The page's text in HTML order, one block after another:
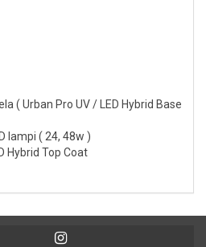
( Urban Pro UV / LED Hybrid Base
lampi ( 24, 48w )
Hybrid Top Coat